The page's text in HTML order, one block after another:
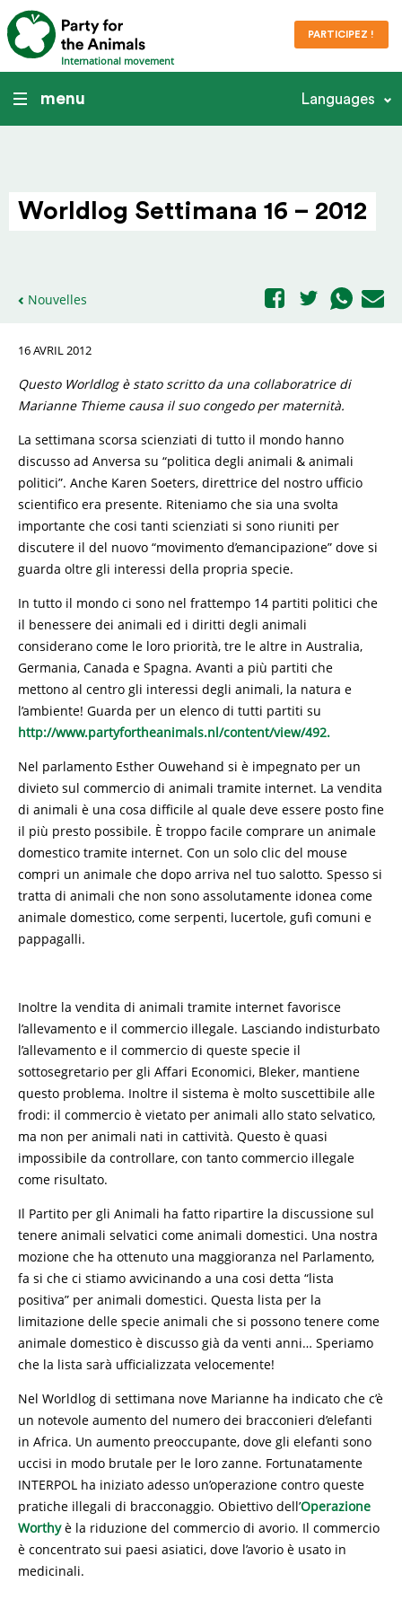
International movement
PARTICIPEZ !
menu Languages
Worldlog Settimana 16 – 2012
Nouvelles
16 AVRIL 2012
Questo Worldlog è stato scritto da una collaboratrice di
Marianne Thieme causa il suo congedo per maternità.
La settimana scorsa scienziati di tutto il mondo hanno
discusso ad Anversa su “politica degli animali & animali
politici”. Anche Karen Soeters, direttrice del nostro ufficio
scientifico era presente. Riteniamo che sia una svolta
importante che cosi tanti scienziati si sono riuniti per
discutere il del nuovo “movimento d’emancipazione” dove si
guarda oltre gli interessi della propria specie.
In tutto il mondo ci sono nel frattempo 14 partiti politici che
il benessere dei animali ed i diritti degli animali
considerano come le loro priorità, tre le altre in Australia,
Germania, Canada e Spagna. Avanti a più partiti che
mettono al centro gli interessi degli animali, la natura e
l’ambiente! Guarda per un elenco di tutti partiti su
http://www.partyfortheanimals.nl/content/view/492.
Nel parlamento Esther Ouwehand si è impegnato per un
divieto sul commercio di animali tramite internet. La vendita
di animali è una cosa difficile al quale deve essere posto fine
il più presto possibile. È troppo facile comprare un animale
domestico tramite internet. Con un solo clic del mouse
compri un animale che dopo arriva nel tuo salotto. Spesso si
tratta di animali che non sono assolutamente idonea come
animale domestico, come serpenti, lucertole, gufi comuni e
pappagalli.
Inoltre la vendita di animali tramite internet favorisce
l’allevamento e il commercio illegale. Lasciando indisturbato
l’allevamento e il commercio di queste specie il
sottosegretario per gli Affari Economici, Bleker, mantiene
questo problema. Inoltre il sistema è molto suscettibile alle
frodi: il commercio è vietato per animali allo stato selvatico,
ma non per animali nati in cattività. Questo è quasi
impossibile da controllare, con tanto commercio illegale
come risultato.
Il Partito per gli Animali ha fatto ripartire la discussione sul
tenere animali selvatici come animali domestici. Una nostra
mozione che ha ottenuto una maggioranza nel Parlamento,
fa si che ci stiamo avvicinando a una cosi detta “lista
positiva” per animali domestici. Questa lista per la
limitazione delle specie animali che si possono tenere come
animale domestico è discusso già da venti anni… Speriamo
che la lista sarà ufficializzata velocemente!
Nel Worldlog di settimana nove Marianne ha indicato che c’è
un notevole aumento del numero dei bracconieri d’elefanti
in Africa. Un aumento preoccupante, dove gli elefanti sono
uccisi in modo brutale per le loro zanne. Fortunatamente
INTERPOL ha iniziato adesso un’operazione contro queste
pratiche illegali di bracconaggio. Obiettivo dell’Operazione
Worthyè la riduzione del commercio di avorio. Il commercio
è concentrato sui paesi asiatici, dove l’avorio è usato in
medicinali.